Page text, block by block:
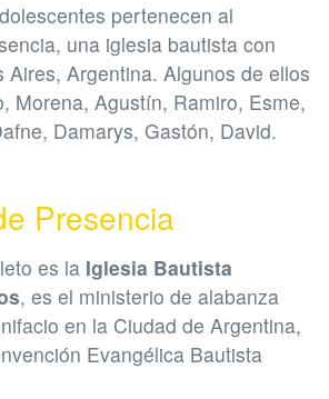
pertenecen al
una iglesia bautista con
Aires, Argentina. Algunos de ellos
Morena, Agustín, Ramiro, Esme,
Damarys, Gastón, David.
Presencia
es la Iglesia Bautista
, es el ministerio de alabanza
en la Ciudad de Argentina,
Evangélica Bautista